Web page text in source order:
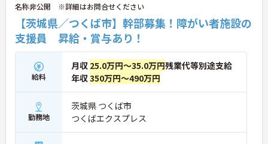
名称非公開 ※詳細はお問合せください
【茨城県／つくば市】幹部募集！障がい者施設の
支援員 昇給・賞与あり！
給料
月収 25.0万円～35.0万円残業代等別途支給
年収350万円～490万円
勤務地
茨城県 つくば市
つくばエクスプレス